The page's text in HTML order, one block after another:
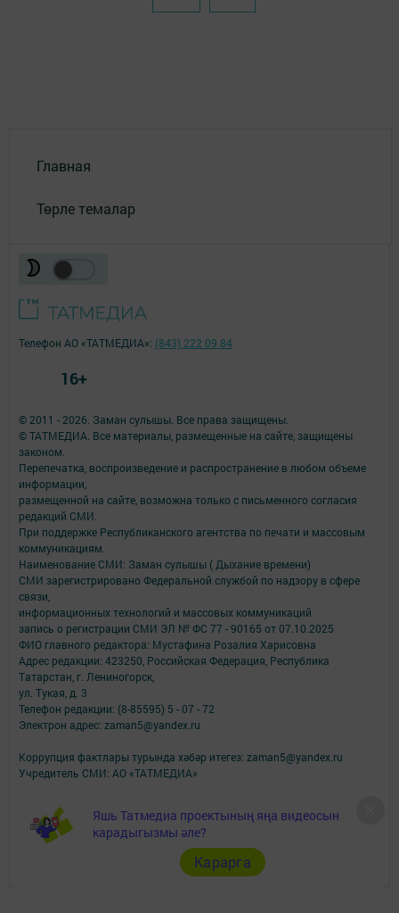
Главная
Төрле темалар
Яшь Татмедиа проектының яңа видеосын
карадыгызмы әле?
Карарга
© 2011 - 2026. Заман сулышы. Все права защищены.
© ТАТМЕДИА. Все материалы, размещенные на сайте, защищены
законом.
Перепечатка, воспроизведение и распространение в любом объеме
информации,
размещенной на сайте, возможна только с письменного согласия
редакций СМИ.
При поддержке Республиканского агентства по печати и массовым
коммуникациям.
Наименование СМИ: Заман сулышы ( Дыхание времени)
СМИ зарегистрировано Федеральной службой по надзору в сфере
связи,
информационных технологий и массовых коммуникаций
запись о регистрации СМИ ЭЛ № ФС 77 - 90165 от 07.10.2025
ФИО главного редактора: Мустафина Розалия Харисовна
Адрес редакции: 423250, Российская Федерация, Республика
Татарстан, г. Лениногорск,
ул. Тукая, д. 3
Телефон редакции: (8-85595) 5 - 07 - 72
Электрон адрес: zaman5@yandex.ru
Коррупция фактлары турында хәбәр итегез: zaman5@yandex.ru
Учредитель СМИ: АО «ТАТМЕДИА»
Антикоррупционная политика
АО «ТАТМЕДИА» использует «cookie»для персонализации сервисов и
удобства пользователей сайтом.
Использование «cookie» можно отменить в настройках браузера.
Политика конфиденциальности
Телефон АО «ТАТМЕДИА»: (843) 222 09 84
16+